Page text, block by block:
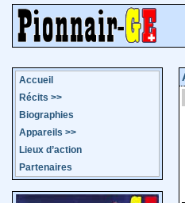
Accueil
Récits >>
Biographies
Appareils >>
Lieux d’action
Partenaires